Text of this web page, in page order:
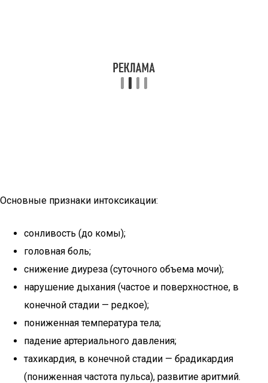
Основные признаки интоксикации:
сонливость (до комы);
головная боль;
снижение диуреза (суточного объема мочи);
нарушение дыхания (частое и поверхностное, в
конечной стадии — редкое);
пониженная температура тела;
падение артериального давления;
тахикардия, в конечной стадии — брадикардия
(пониженная частота пульса), развитие аритмий.